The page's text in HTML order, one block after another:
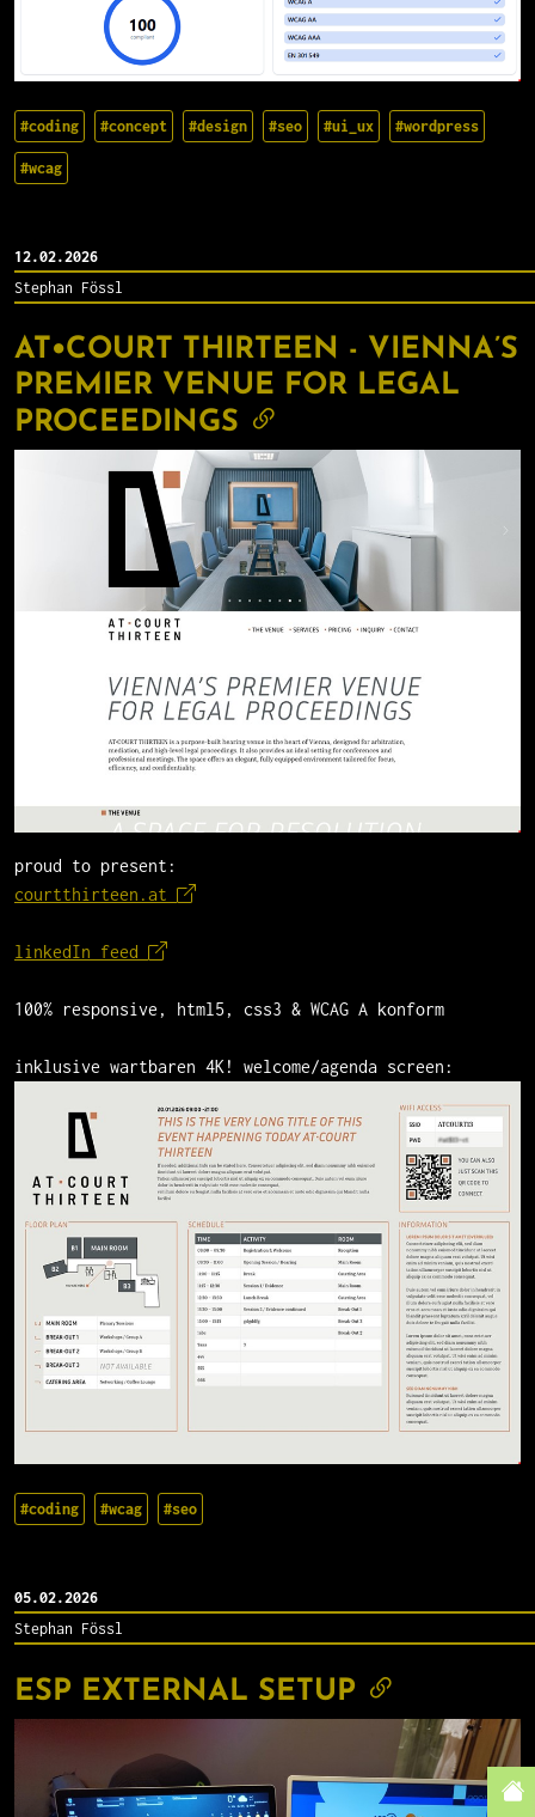
#coding #concept #design #seo #ui_ux #wordpress
#wcag
12.02.2026
Stephan Fössl
AT•COURT THIRTEEN - VIENNA’S
PREMIER VENUE FOR LEGAL
PROCEEDINGS
proud to present:
courtthirteen.at
linkedIn feed
100% responsive, html5, css3 & WCAG A konform
inklusive wartbaren 4K! welcome/agenda screen:
#coding #wcag #seo
05.02.2026
Stephan Fössl
ESP EXTERNAL SETUP